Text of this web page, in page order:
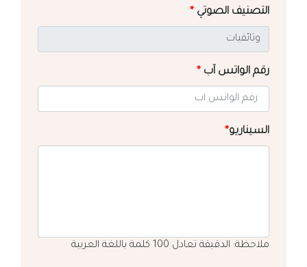
التصنيف الصوتي *
رقم الواتس آب *
السيناريو*
ملاحظة: الدقيقة تعادل 100 كلمة باللغة العربية